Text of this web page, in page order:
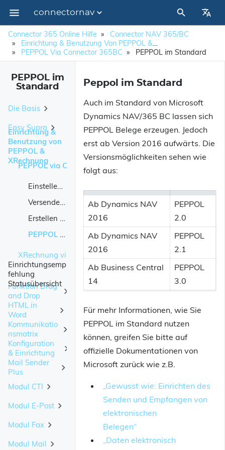
connectornav
Impressum
Connector 365 Online Hilfe
Connector NAV 365/BC
Einrichtung & Benutzung Von PEPPOL & XRechnung
PEPPOL Via Connector 365BC
PEPPOL im Standard
PEPPOL im
Standard
Die Basis
Die PDF Erzeugung
Easy Supra
Kurzbeschreibung / Überblick
Kernfunktionalitäten
Kriterien
Bewertungsvorraussetzungen
Klassifizierung
Auswertung
Bewertung - Kreditor Liste
Zu erweiternde Benutzerrechte / Geänderte Objekte
Funktionsbeschreibung
Auswertungen
Bewertung - Kreditor einzeln
Auszuwertende Daten
Reklamationen
Weiche Kriterien - Kontaktprofile
Stufe 1
Stufe 2
Stufe 3
Stufe 5
Import / Export
Einrichtung &
Benutzung von
PEPPOL &
XRechnung
PEPPOL via Connector 365BC
Einstellen von PEPPOL
Versenden via E-Mail
Erstellen einer PEPPOL-XML
PEPPOL im Standard
XRechnung via Connector 365BC
Mögliche Belegarten
Einrichtung
Leitweg-ID
Direktversand per E-Mail
Informationen zur Fehlersuche
Einrichtungsemp
fehlung
Statusübersicht
Funktion Drag
and Drop
Einrichtung
Anwenderbeispiel
HTML in
Word
Datei anlegen
Bodytext
Kommunikatio
nsmatrix
Begriffsklärungen
Tabellen-IDs
Konfiguration
& Einrichtung
Vorbereitung
Konfiguration
Connector 365 setup
Mail Sender
Plus
Prioritäten
Benutzer einrichten
Modul CTI
Vorbereitung
Einrichtung
Modul E-Post
Modul Fax
Modul Mail
Peppol im Standard
Auch im Standard von Microsoft
Dynamics NAV/365 BC lassen sich
PEPPOL Belege erzeugen. Jedoch
erst ab Version 2016 aufwärts. Die
Versionsmöglichkeiten sehen wie
folgt aus:
Ab Dynamics NAV
2016
PEPPOL
2.0
Ab Dynamics NAV
2016
PEPPOL
2.1
Ab Business Central
14
PEPPOL
3.0
Für mehr Informationen, wie Sie
PEPPOL im Standard nutzen
können, greifen Sie bitte auf
offizielle Dokumentationen von
Microsoft zurück wie z.B.
„Gewusst wie: Einrichten des
Senden und Empfangen von
elektronischen
Belegen“
„Daten elektronisch